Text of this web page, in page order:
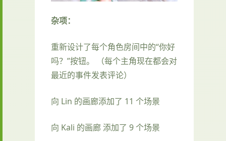
杂项：
重新设计了每个角色房间中的“你好
吗？”按钮。 （每个主角现在都会对
最近的事件发表评论）
向 Lin 的画廊添加了 11 个场景
向 Kali 的画廊 添加了 9 个场景